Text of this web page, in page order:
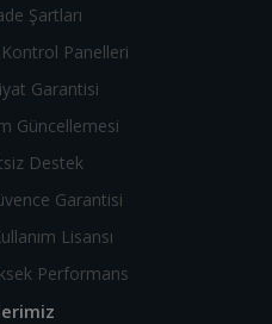
Şartları
Panelleri
Garantisi
Güncellemesi
Destek
Garantisi
Lisansı
Performans